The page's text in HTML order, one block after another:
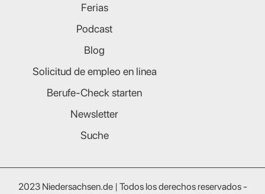
Ferias
Podcast
Blog
Solicitud de empleo en linea
Berufe-Check starten
Newsletter
Suche
2023 Niedersachsen.de | Todos los derechos reservados -